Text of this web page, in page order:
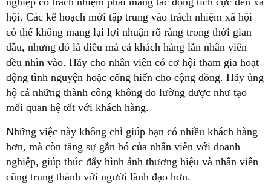
hội. Các kế hoạch mới tập trung vào trách nhiệm xã hội
có thể không mang lại lợi nhuận rõ ràng trong thời gian
đầu, nhưng đó là điều mà cả khách hàng lẫn nhân viên
đều nhìn vào. Hãy cho nhân viên có cơ hội tham gia hoạt
động tình nguyện hoặc cống hiến cho cộng đồng. Hãy ủng
hộ cả những thành công không đo lường được như tạo
mối quan hệ tốt với khách hàng.
Những việc này không chỉ giúp bạn có nhiều khách hàng
hơn, mà còn tăng sự gắn bó của nhân viên với doanh
nghiệp, giúp thúc đẩy hình ảnh thương hiệu và nhân viên
cũng trung thành với người lãnh đạo hơn.